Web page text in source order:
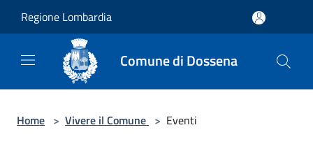
Regione Lombardia
Comune di Dossena
Home > Vivere il Comune > Eventi